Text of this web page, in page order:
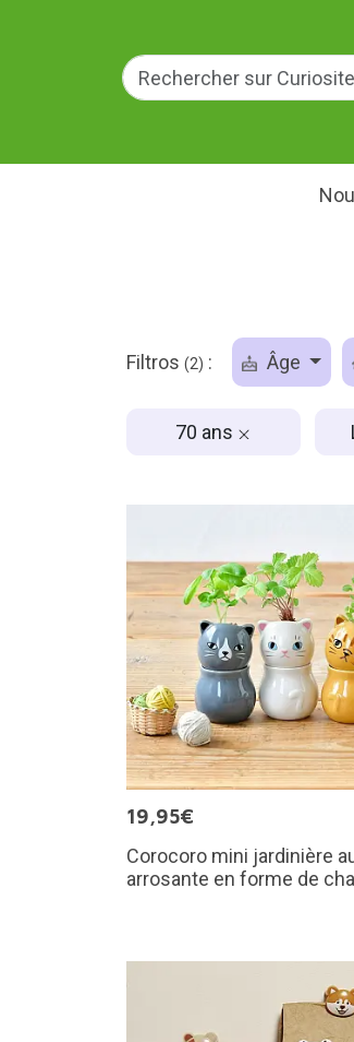
Filtros (2) : Âge
70 ans
19,95€
Corocoro mini jardinière
arrosante en forme de